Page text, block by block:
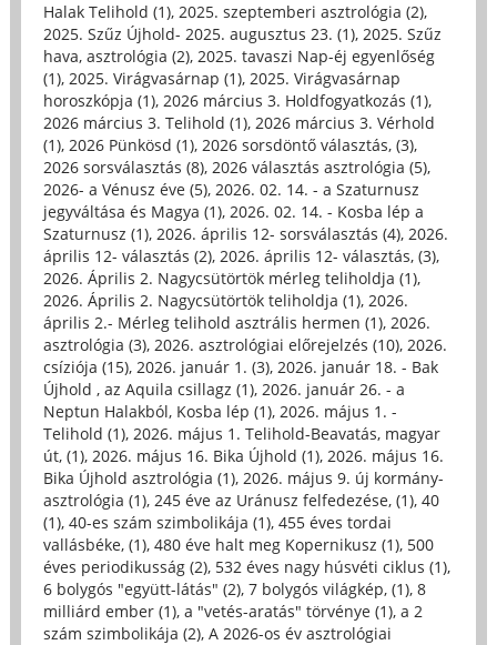
Halak Telihold (1), 2025. szeptemberi asztrológia (2),
2025. Szűz Újhold- 2025. augusztus 23. (1), 2025. Szűz
hava, asztrológia (2), 2025. tavaszi Nap-éj egyenlőség
(1), 2025. Virágvasárnap (1), 2025. Virágvasárnap
horoszkópja (1), 2026 március 3. Holdfogyatkozás (1),
2026 március 3. Telihold (1), 2026 március 3. Vérhold
(1), 2026 Pünkösd (1), 2026 sorsdöntő választás, (3),
2026 sorsválasztás (8), 2026 választás asztrológia (5),
2026- a Vénusz éve (5), 2026. 02. 14. - a Szaturnusz
jegyváltása és Magya (1), 2026. 02. 14. - Kosba lép a
Szaturnusz (1), 2026. április 12- sorsválasztás (4), 2026.
április 12- választás (2), 2026. április 12- választás, (3),
2026. Április 2. Nagycsütörtök mérleg teliholdja (1),
2026. Április 2. Nagycsütörtök teliholdja (1), 2026.
április 2.- Mérleg telihold asztrális hermen (1), 2026.
asztrológia (3), 2026. asztrológiai előrejelzés (10), 2026.
csíziója (15), 2026. január 1. (3), 2026. január 18. - Bak
Újhold , az Aquila csillagz (1), 2026. január 26. - a
Neptun Halakból, Kosba lép (1), 2026. május 1. -
Telihold (1), 2026. május 1. Telihold-Beavatás, magyar
út, (1), 2026. május 16. Bika Újhold (1), 2026. május 16.
Bika Újhold asztrológia (1), 2026. május 9. új kormány-
asztrológia (1), 245 éve az Uránusz felfedezése, (1), 40
(1), 40-es szám szimbolikája (1), 455 éves tordai
vallásbéke, (1), 480 éve halt meg Kopernikusz (1), 500
éves periodikusság (2), 532 éves nagy húsvéti ciklus (1),
6 bolygós "együtt-látás" (2), 7 bolygós világkép, (1), 8
milliárd ember (1), a "vetés-aratás" törvénye (1), a 2
szám szimbolikája (2), A 2026-os év asztrológiai